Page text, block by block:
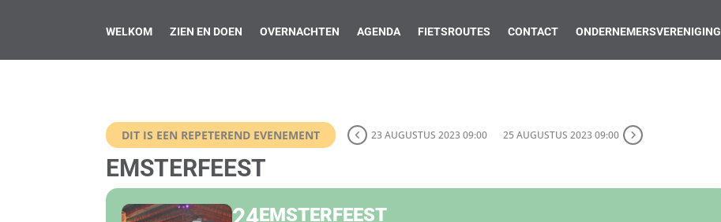
WELKOM ZIEN EN DOEN OVERNACHTEN AGENDA FIETSROUTES CONTACT ONDERNEMERSVERENIGING
DIT IS EEN REPETEREND EVENEMENT 23 AUGUSTUS 2023 09:00 25 AUGUSTUS 2023 09:00
EMSTERFEEST
EMSTERFEEST